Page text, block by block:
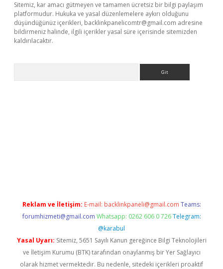
Sitemiz, kar amacı gütmeyen ve tamamen ücretsiz bir bilgi paylaşım
platformudur. Hukuka ve yasal düzenlemelere aykırı olduğunu
düşündüğünüz içerikleri, backlinkpanelicomtr@gmail.com adresine
bildirmeniz halinde, ilgili içerikler yasal süre içerisinde sitemizden
kaldırılacaktır.
Reklam ve İletişim: E-mail: backlinkpaneli@gmail.com Teams:
forumhizmeti@gmail.com Whatsapp: 0262 606 0 726 Telegram:
@karabul
Yasal Uyarı: Sitemiz, 5651 Sayılı Kanun gereğince Bilgi Teknolojileri
ve İletişim Kurumu (BTK) tarafından onaylanmış bir Yer Sağlayıcı
olarak hizmet vermektedir. Bu nedenle, sitedeki içerikleri proaktif